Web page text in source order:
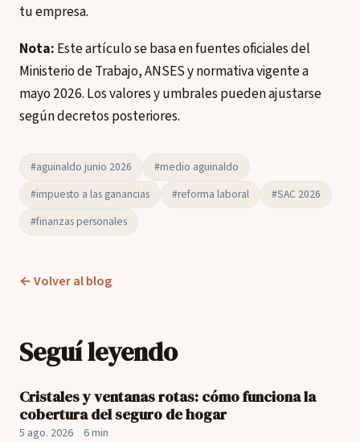
tu empresa.
Nota: Este artículo se basa en fuentes oficiales del
Ministerio de Trabajo, ANSES y normativa vigente a
mayo 2026. Los valores y umbrales pueden ajustarse
según decretos posteriores.
#aguinaldo junio 2026
#medio aguinaldo
#impuesto a las ganancias
#reforma laboral
#SAC 2026
#finanzas personales
← Volver al blog
Seguí leyendo
Cristales y ventanas rotas: cómo funciona la
cobertura del seguro de hogar
5 ago. 2026 6 min